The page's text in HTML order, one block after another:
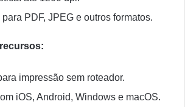
PDF, JPEG e outros formatos.
impressão sem roteador.
iOS, Android, Windows e macOS.